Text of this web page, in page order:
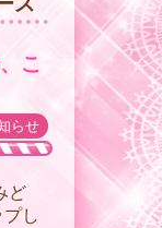
こ
らせ
ど
し